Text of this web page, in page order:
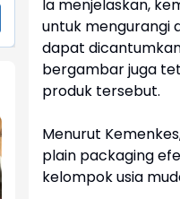
Ia menjelaskan,
untuk mengurangi
dapat
bergambar juga
produk tersebut.
Menurut
plain packaging
kelompok usia